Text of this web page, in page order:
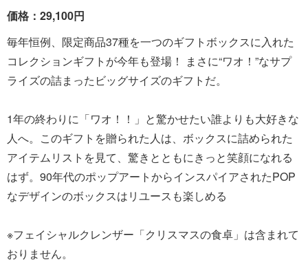
価格：29,100円
毎年恒例、限定商品37種を一つのギフトボックスに入れた
コレクションギフトが今年も登場！ まさに“ワオ！”なサプ
ライズの詰まったビッグサイズのギフトだ。
1年の終わりに「ワオ！！」と驚かせたい誰よりも大好きな
人へ。このギフトを贈られた人は、ボックスに詰められた
アイテムリストを見て、驚きとともにきっと笑顔になれる
はず。90年代のポップアートからインスパイアされたPOP
なデザインのボックスはリユースも楽しめる
※フェイシャルクレンザー「クリスマスの食卓」は含まれて
おりません。